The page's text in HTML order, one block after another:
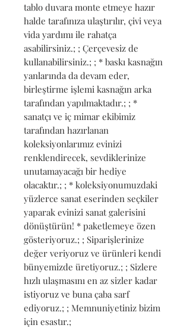
tablo duvara monte etmeye hazır
halde tarafınıza ulaştırılır, çivi veya
vida yardımı ile rahatça
asabilirsiniz.; ; Çerçevesiz de
kullanabilirsiniz.; ; * baskı kasnağın
yanlarında da devam eder,
birleştirme işlemi kasnağın arka
tarafından yapılmaktadır.; ; *
sanatçı ve iç mimar ekibimiz
tarafından hazırlanan
koleksiyonlarımız evinizi
renklendirecek, sevdiklerinize
unutamayacağı bir hediye
olacaktır.; ; * koleksiyonumuzdaki
yüzlerce sanat eserinden seçkiler
yaparak evinizi sanat galerisini
dönüştürün! * paketlemeye özen
gösteriyoruz.; ; Siparişlerinize
değer veriyoruz ve ürünleri kendi
bünyemizde üretiyoruz.; ; Sizlere
hızlı ulaşmasını en az sizler kadar
istiyoruz ve buna çaba sarf
ediyoruz.; ; Memnuniyetiniz bizim
için esastır.;